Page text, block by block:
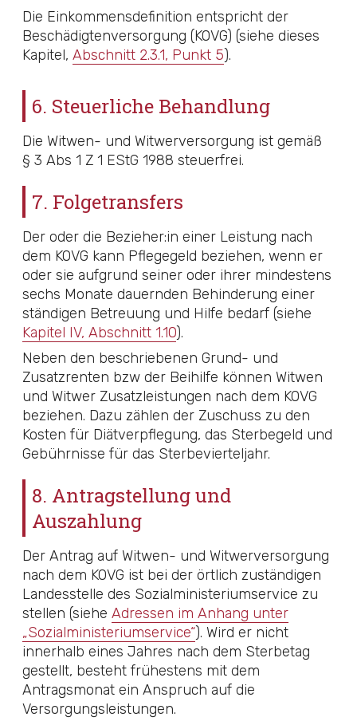
Die Einkommensdefinition entspricht der
Beschädigtenversorgung (KOVG) (siehe dieses
Kapitel, Abschnitt 2.3.1, Punkt 5).
6. Steuerliche Behandlung
Die Witwen- und Witwerversorgung ist gemäß
§ 3 Abs 1 Z 1 EStG 1988 steuerfrei.
7. Folgetransfers
Der oder die Bezieher:in einer Leistung nach
dem KOVG kann Pflegegeld beziehen, wenn er
oder sie aufgrund seiner oder ihrer mindestens
sechs Monate dauernden Behinderung einer
ständigen Betreuung und Hilfe bedarf (siehe
Kapitel IV, Abschnitt 1.10).
Neben den beschriebenen Grund- und
Zusatzrenten bzw der Beihilfe können Witwen
und Witwer Zusatzleistungen nach dem KOVG
beziehen. Dazu zählen der Zuschuss zu den
Kosten für Diätverpflegung, das Sterbegeld und
Gebührnisse für das Sterbevierteljahr.
8. Antragstellung und
Auszahlung
Der Antrag auf Witwen- und Witwerversorgung
nach dem KOVG ist bei der örtlich zuständigen
Landesstelle des Sozialministeriumservice zu
stellen (siehe Adressen im Anhang unter
„Sozialministeriumservice“). Wird er nicht
innerhalb eines Jahres nach dem Sterbetag
gestellt, besteht frühestens mit dem
Antragsmonat ein Anspruch auf die
Versorgungsleistungen.